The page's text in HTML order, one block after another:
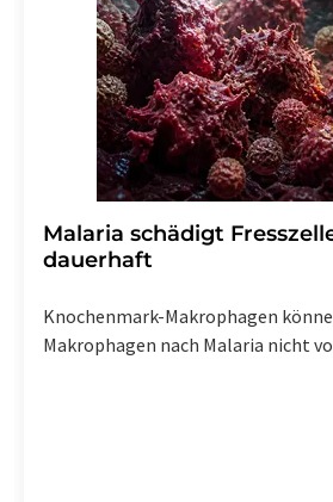
Malaria schädigt
dauerhaft
Knochenmark-Makrophagen
Makrophagen nach Malaria nicht